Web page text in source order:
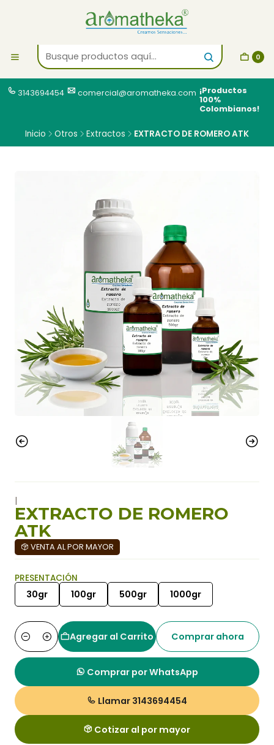
0
3143694454 comercial@aromatheka.com ¡Productos
100%
Colombianos!
Inicio Otros Extractos EXTRACTO DE ROMERO ATK
|
EXTRACTO DE ROMERO
ATK
VENTA AL POR MAYOR
PRESENTACIÓN
30gr 100gr 500gr 1000gr
Cantidad
Agregar al Carrito Comprar ahora
Comprar por WhatsApp
Llamar 3143694454
Cotizar al por mayor